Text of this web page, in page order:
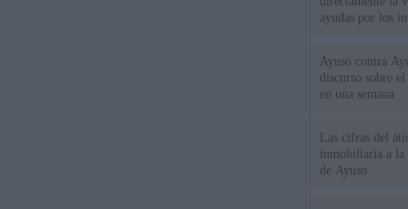
ayudas por los
Ayuso contra
discurso sobre
en una semana
Las cifras del
inmobiliaria a la
de Ayuso